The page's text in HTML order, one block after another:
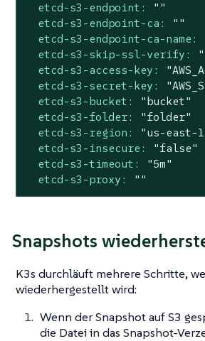
etcd-s3-endpoint:
""
etcd-s3-endpoint-ca:
""
etcd-s3-endpoint-ca-name:
etcd-s3-skip-ssl-verify:
etcd-s3-access-key:
etcd-s3-secret-key:
etcd-s3-bucket:
"bucket"
etcd-s3-folder:
"folder"
etcd-s3-region:
"us-east-
etcd-s3-insecure:
"false"
etcd-s3-timeout:
"5m"
etcd-s3-proxy:
""
Snapshots
K3s durchläuft mehrere Schritte,
wiederhergestellt wird:
Wenn der Snapshot auf S3
die Datei in das Snapshot-